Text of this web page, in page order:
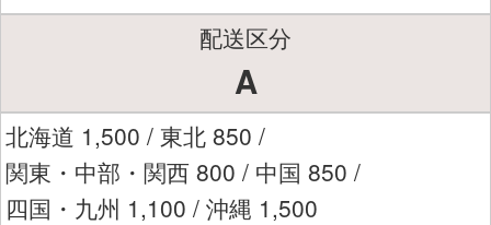
配送区分
A
北海道 1,500 / 東北 850 /
関東・中部・関西 800 / 中国 850 /
四国・九州 1,100 / 沖縄 1,500